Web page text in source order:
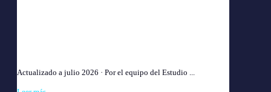
Actualizado a julio 2026 · Por el equipo del Estudio ...